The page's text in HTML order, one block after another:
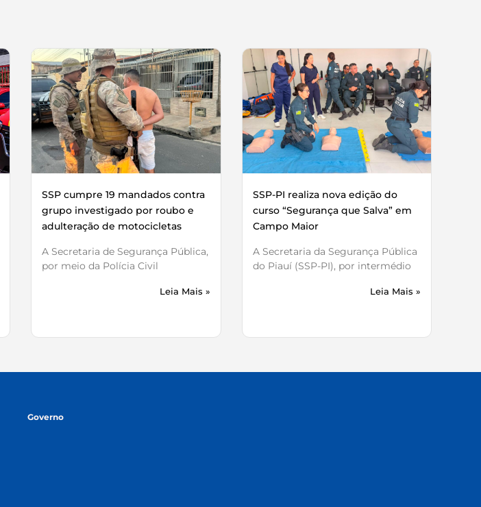
SSP cumpre 19 mandados contra
grupo investigado por roubo e
adulteração de motocicletas
A Secretaria de Segurança Pública,
por meio da Polícia Civil
Leia Mais »
SSP-PI realiza nova edição do
curso “Segurança que Salva” em
Campo Maior
A Secretaria da Segurança Pública
do Piauí (SSP-PI), por intermédio
Leia Mais »
Governo